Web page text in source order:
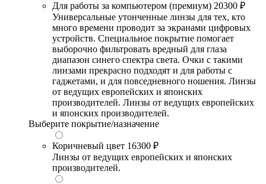
Для работы за компьютером (премиум) 20300 ₽
Универсальные утонченные линзы для тех, кто
много времени проводит за экранами цифровых
устройств. Специальное покрытие помогает
выборочно фильтровать вредный для глаза
диапазон синего спектра света. Очки с такими
линзами прекрасно подходят и для работы с
гаджетами, и для повседневного ношения. Линзы
от ведущих европейских и японских
производителей. Линзы от ведущих европейских
и японских производителей.
Выберите покрытие/назначение
Коричневый цвет 16300 ₽
Линзы от ведущих европейских и японских
производителей.